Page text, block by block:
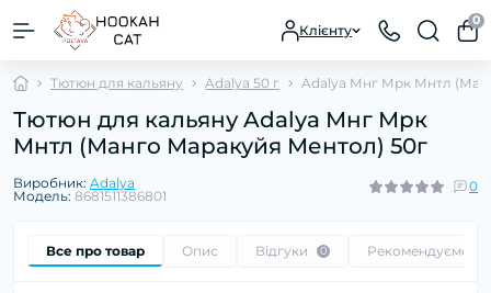
Клієнту
0
Тютюн для кальяну Adalya 50 г Adalya Мнг Мрк Мнтл
Тютюн для кальяну Adalya Мнг Мрк
Мнтл (Манго Маракуйя Ментол) 50г
Виробник: Adalya
Модель: 8681511386801
0
Все про товар Опис Відгуки 0 Рекомендуємо